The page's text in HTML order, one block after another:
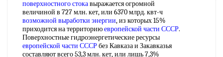
поверхностного стокавыражается огромной
величиной в 727 млн. кет, или 6370 млрд. квт-ч
возможной выработки энергии, из которых 15%
приходится на территориюевропейской части СССР.
Поверхностные гидроэнергетические ресурсы
европейской части СССРбез Кавказа и Закавказья
составляют всего 53,3 млн. кет, или лишь 7,3%